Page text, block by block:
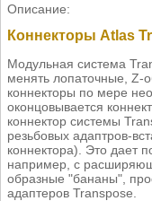
Описание:
Коннекторы Atlas
Модульная система
менять лопаточные,
коннекторы по мере
оконцовывается
коннектор системы
резьбовых адаптров-
коннектора). Это дает
например, с
образные "бананы",
адаптеров Transpose.